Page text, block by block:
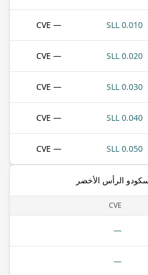
0.010 SLL
— CVE
0.020 SLL
— CVE
0.030 SLL
— CVE
0.040 SLL
— CVE
0.050 SLL
— CVE
الرأس الأخضر
CVE
—
—